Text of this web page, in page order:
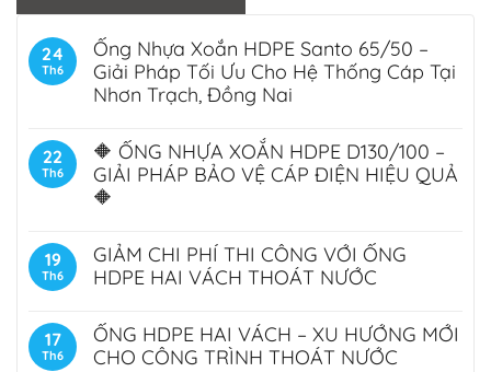
24
Th6
Ống Nhựa Xoắn HDPE Santo 65/50 –
Giải Pháp Tối Ưu Cho Hệ Thống Cáp Tại
Nhơn Trạch, Đồng Nai
22
Th6
🔶 ỐNG NHỰA XOẮN HDPE D130/100 –
GIẢI PHÁP BẢO VỆ CÁP ĐIỆN HIỆU QUẢ
🔶
19
Th6
GIẢM CHI PHÍ THI CÔNG VỚI ỐNG
HDPE HAI VÁCH THOÁT NƯỚC
17
Th6
ỐNG HDPE HAI VÁCH – XU HƯỚNG MỚI
CHO CÔNG TRÌNH THOÁT NƯỚC